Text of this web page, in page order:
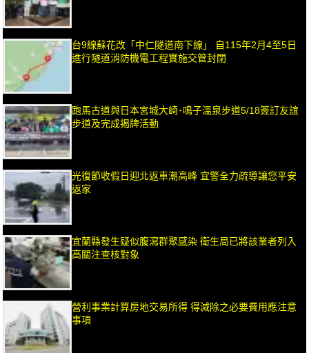
台9線蘇花改「中仁隧道南下線」 自115年2月4至5日
進行隧道消防機電工程實施交管封閉
跑馬古道與日本宮城大崎･鳴子溫泉步道5/18簽訂友誼
步道及完成揭牌活動
光復節收假日迎北返車潮高峰 宜警全力疏導讓您平安
返家
宜蘭縣發生疑似腹瀉群聚感染 衛生局已將該業者列入
高關注查核對象
營利事業計算房地交易所得 得減除之必要費用應注意
事項